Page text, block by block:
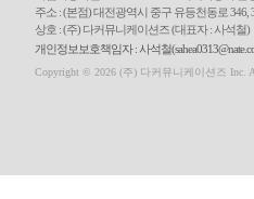
주소 : (본점) 대전광역시 중구 유등천동로
상호 : (주) 다커뮤니케이션즈 (대표자 : 사석철)
개인정보보호책임자 : 사석철
Copyright © 2026 (주) 다커뮤니케이션즈 Inc.